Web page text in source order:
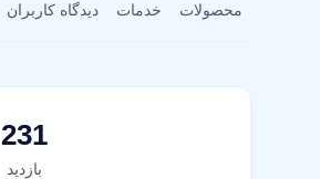
محصولات خدمات دیدگاه کاربران
231
بازدید